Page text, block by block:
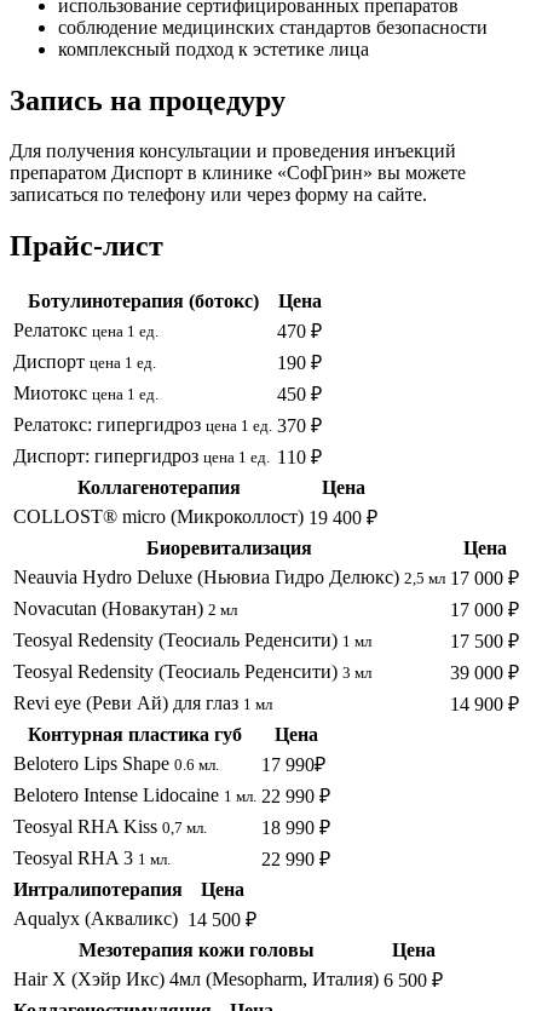
использование сертифицированных препаратов
соблюдение медицинских стандартов безопасности
комплексный подход к эстетике лица
Запись на процедуру
Для получения консультации и проведения инъекций
препаратом Диспорт в клинике «СофГрин» вы можете
записаться по телефону или через форму на сайте.
Прайс-лист
Ботулинотерапия (ботокс)
Цена
Релатокс цена 1 ед.
470 ₽
Диспорт цена 1 ед.
190 ₽
Миотокс цена 1 ед.
450 ₽
Релатокс: гипергидроз цена 1 ед. 370 ₽
Диспорт: гипергидроз цена 1 ед. 110 ₽
Коллагенотерапия
Цена
COLLOST® micro (Микроколлост) 19 400 ₽
Биоревитализация
Цена
Neauvia Hydro Deluxe (Ньювиа Гидро Делюкс) 2,5 мл 17 000 ₽
Novacutan (Новакутан) 2 мл
17 000 ₽
Teosyal Redensity (Теосиаль Реденсити) 1 мл
17 500 ₽
Teosyal Redensity (Теосиаль Реденсити) 3 мл
39 000 ₽
Revi eye (Реви Ай) для глаз 1 мл
14 900 ₽
Контурная пластика губ
Цена
Belotero Lips Shape 0.6 мл.
17 990₽
Belotero Intense Lidocaine 1 мл. 22 990 ₽
Teosyal RHA Kiss 0,7 мл.
18 990 ₽
Teosyal RHA 3 1 мл.
22 990 ₽
Интралипотерапия
Цена
Aqualyx (Акваликс) 14 500 ₽
Мезотерапия кожи головы
Цена
Hair X (Хэйр Икс) 4мл (Mesopharm, Италия) 6 500 ₽